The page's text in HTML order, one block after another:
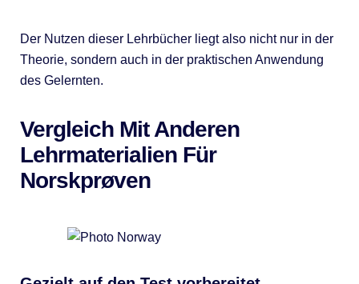
Der Nutzen dieser Lehrbücher liegt also nicht nur in der
Theorie, sondern auch in der praktischen Anwendung
des Gelernten.
Vergleich Mit Anderen
Lehrmaterialien Für
Norskprøven